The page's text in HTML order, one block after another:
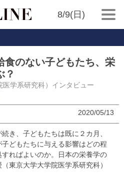
8/9(日)
食のない子どもたち、栄
？
学系研究科）インタビュー
2020/05/13
き、子どもたちは既に２カ月、
どもたちに与える影響はどの程
ればよいのか。日本の栄養学の
東京大学大学院医学系研究科）